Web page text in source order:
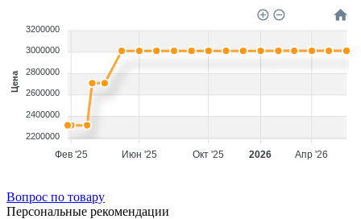
Фев '25 Июн '25 Окт '25 2026 Апр '26
3200000
3000000
2800000
2600000
2400000
2200000
Цена
Вопрос по товару
Персональные рекомендации